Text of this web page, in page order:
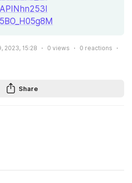
2023, 15:28 0 views 0 reactions
Share